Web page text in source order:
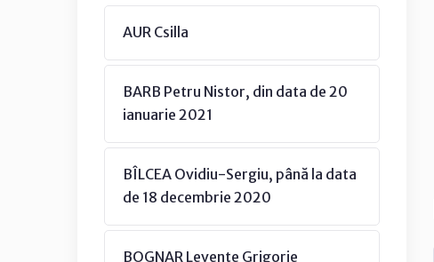
AUR Csilla
BARB Petru Nistor, din data de 20
ianuarie 2021
BÎLCEA Ovidiu-Sergiu, până la data
de 18 decembrie 2020
BOGNAR Levente Grigorie